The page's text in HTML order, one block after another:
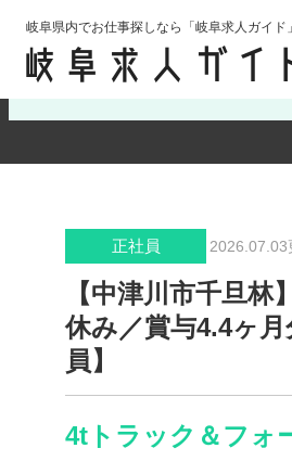
岐阜県内でお仕事探しなら「岐阜求人ガイド
検索条件の確認・変
正社員
【中津川市千旦
休み／賞与4.4ヶ
員】
4tトラック＆フォ